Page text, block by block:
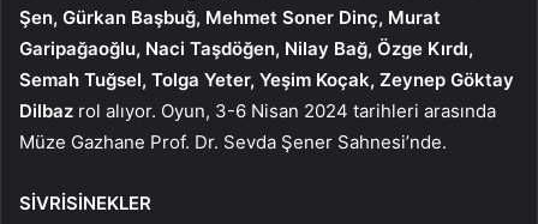
Şen, Gürkan Başbuğ, Mehmet Soner Dinç, Murat
Garipağaoğlu, Naci Taşdöğen, Nilay Bağ, Özge Kırdı,
Semah Tuğsel, Tolga Yeter, Yeşim Koçak, Zeynep Göktay
Dilbaz rol alıyor. Oyun, 3-6 Nisan 2024 tarihleri arasında
Müze Gazhane Prof. Dr. Sevda Şener Sahnesi’nde.
SİVRİSİNEKLER